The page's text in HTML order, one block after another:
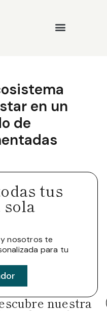
en un
de
tus
sola
nosotros te
para tu
nuestra